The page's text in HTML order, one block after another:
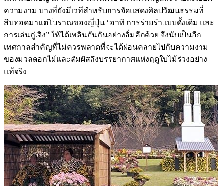
ความงาม บางที่ยังมีเวทีสำหรับการจัดแสดงศิลปวัฒนธรรมที่
สืบทอดมาแต่โบราณของญี่ปุ่น “อาทิ การร่ายรำแบบดั้งเดิม และ
การเล่นกู่เจิง” ให้ได้เพลินกันกันอย่างอิ่มอีกด้วย จึงนับเป็นอีก
เทศกาลสำคัญที่ไม่ควรพลาดที่จะได้ผ่อนคลายไปกับความงาม
ของมวลดอกไม้และสัมผัสถึงบรรยากาศแห่งฤดูใบไม้ร่วงอย่าง
แท้จริง